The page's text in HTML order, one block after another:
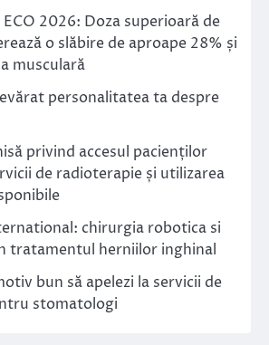
2026: Doza superioară de
o slăbire de aproape 28% și
musculară
personalitatea ta despre
privind accesul pacienților
de radioterapie și utilizarea
chirurgia robotica si
tratamentul herniilor inghinal
bun să apelezi la servicii de
stomatologi